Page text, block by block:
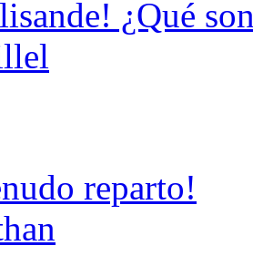
¿Qué
reparto!